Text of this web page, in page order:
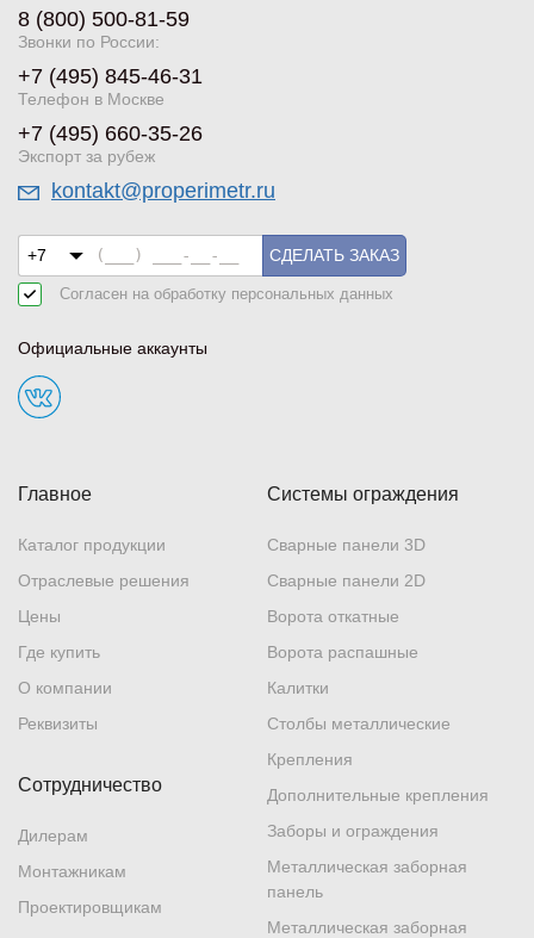
Главное
Каталог продукции
Отраслевые решения
Цены
Где купить
О компании
Реквизиты
Системы ограждения
Сварные панели 3D
Сварные панели 2D
Ворота откатные
Ворота распашные
Калитки
Столбы металлические
Крепления
Дополнительные крепления
Заборы и ограждения
Металлическая заборная
панель
Металлическая заборная
Сотрудничество
Дилерам
Монтажникам
Проектировщикам
8 (800) 500-81-59
Звонки по России:
+7 (495) 845-46-31
Телефон в Москве
+7 (495) 660-35-26
Экспорт за рубеж
kontakt@properimetr.ru
СДЕЛАТЬ ЗАКАЗ
Согласен на обработку персональных данных
Официальные аккаунты